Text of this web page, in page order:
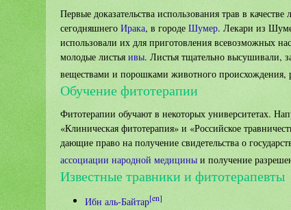
Первые доказательства использования трав в
сегодняшнего Ирака, в городе Шумер. Лекари из
использовали их для приготовления всевозможных
молодые листья ивы. Листья тщательно высушивали,
веществами и порошками животного происхождения,
Обучение фитотерапии
Фитотерапии обучают в некоторых университетах.
«Клиническая фитотерапия» и «Российское
дающие право на получение свидетельства о
ассоциации народной медицины и получение
Известные травники и фитотерапевты
Ибн аль-Байтар[en]